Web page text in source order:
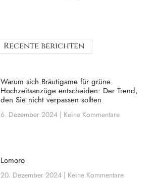
Recente berichten
Warum sich Bräutigame für grüne
Hochzeitsanzüge entscheiden: Der Trend,
den Sie nicht verpassen sollten
6. Dezember 2024 Keine Kommentare
Lomoro
20. Dezember 2024 Keine Kommentare